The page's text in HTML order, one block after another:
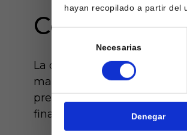
hayan recopilado a partir del
consentimiento
Necesarias
Denegar
mayores de
de
Conference
La clasificación del Getafe
madrileño. Defenderá la
precisamente, tiene la
final de dicha competición.